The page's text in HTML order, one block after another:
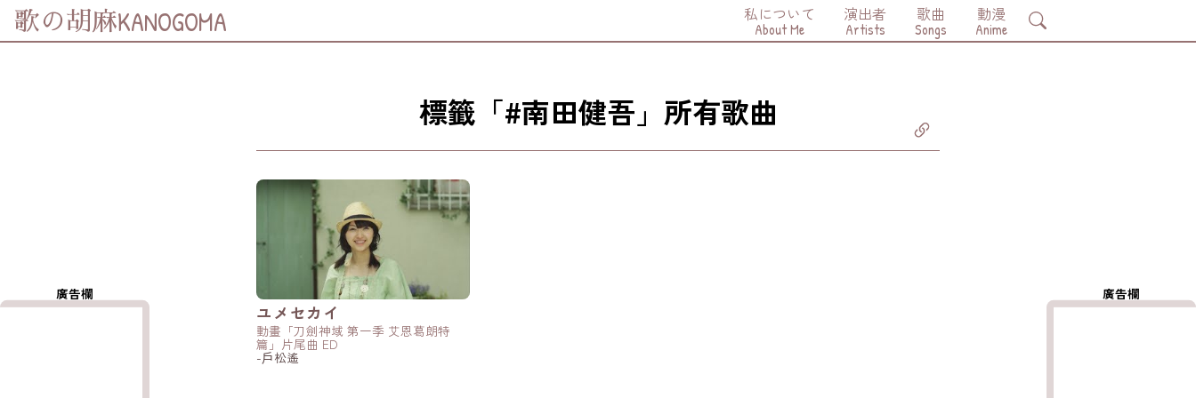
歌の胡麻KANOGOMA 私について
About Me
演出者
Artists
歌曲
Songs
動漫
Anime
Search
標籤「#南田健吾」所有歌曲
(Twitter)
Whatsapp
ユメセカイ
動畫「刀劍神域 第一季 艾恩葛朗特
篇」片尾曲 ED
-戶松遙
廣告欄 廣告欄